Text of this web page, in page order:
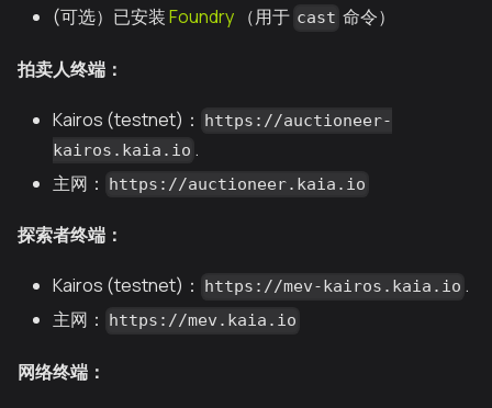
(可选）已安装Foundry （用于 cast 命令）
拍卖人终端：
Kairos (testnet)：
https://auctioneer-
kairos.kaia.io .
主网：
https://auctioneer.kaia.io
探索者终端：
Kairos (testnet)： https://mev-kairos.kaia.io .
主网：
https://mev.kaia.io
网络终端：